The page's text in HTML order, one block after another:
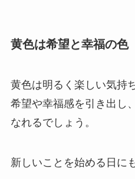
黄色は希望と幸福の色
黄色は明るく楽しい気持
希望や幸福感を引き出し
なれるでしょう。
新しいことを始める日に